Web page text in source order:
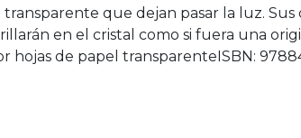
que dejan pasar la luz. Sus
en el cristal como si fuera una
de papel transparenteISBN: